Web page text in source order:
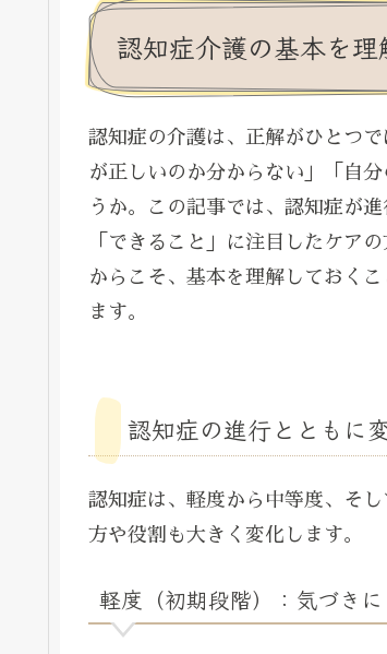
認知症介護の基本を
認知症の介護は、正解がひとつ
が正しいのか分からない」「自
うか。この記事では、認知症が
「できること」に注目したケア
からこそ、基本を理解しておく
ます。
認知症の進行とともに
認知症は、軽度から中等度、そ
方や役割も大きく変化します。
軽度（初期段階）：気づき